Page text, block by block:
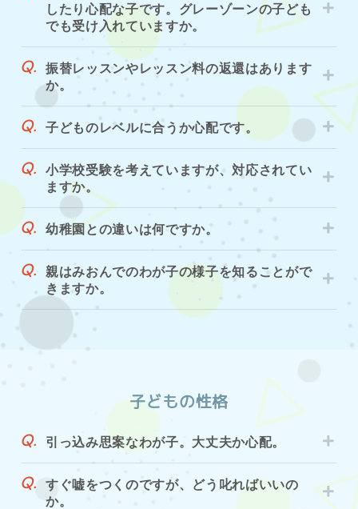
したり心配な子です。グレーゾーンの子ども
でも受け入れていますか。
振替レッスンやレッスン料の返還はあります
か。
子どものレベルに合うか心配です。
小学校受験を考えていますが、対応されてい
ますか。
幼稚園との違いは何ですか。
親はみおんでのわが子の様子を知ることがで
きますか。
子どもの性格
引っ込み思案なわが子。大丈夫か心配。
すぐ嘘をつくのですが、どう叱ればいいの
か。